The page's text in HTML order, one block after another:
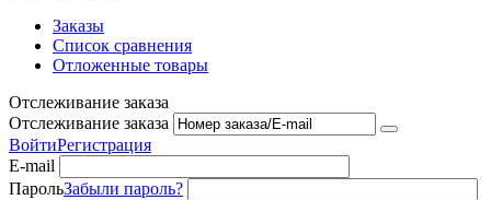
Заказы
Список сравнения
Отложенные товары
Отслеживание заказа
Отслеживание заказа
ВойтиРегистрация
E-mail
ПарольЗабыли пароль?